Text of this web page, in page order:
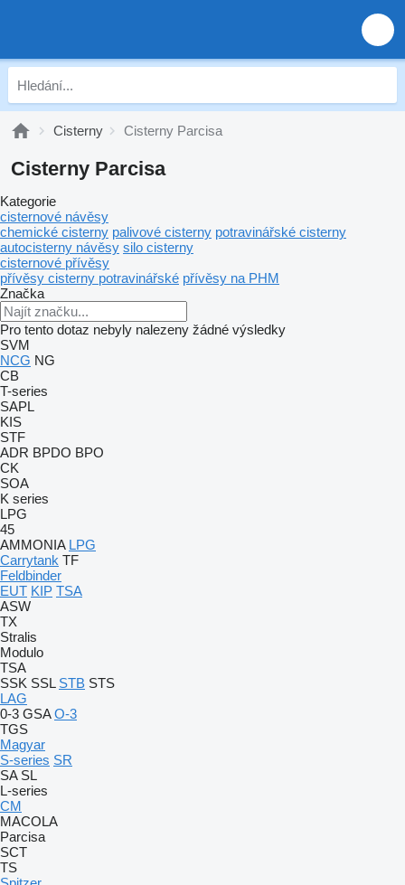
Cisterny Cisterny Parcisa
Cisterny Parcisa
Kategorie
cisternové návěsy
chemické cisterny palivové cisterny potravinářské cisterny
autocisterny návěsy silo cisterny
cisternové přívěsy
přívěsy cisterny potravinářské přívěsy na PHM
Značka
Pro tento dotaz nebyly nalezeny žádné výsledky
SVM
NCG NG
CB
T-series
SAPL
KIS
STF
ADR BPDO BPO
CK
SOA
K series
LPG
45
AMMONIA LPG
Carrytank TF
Feldbinder
EUT KIP TSA
ASW
TX
Stralis
Modulo
TSA
SSK SSL STB STS
LAG
0-3 GSA O-3
TGS
Magyar
S-series SR
SA SL
L-series
CM
MACOLA
Parcisa
SCT
TS